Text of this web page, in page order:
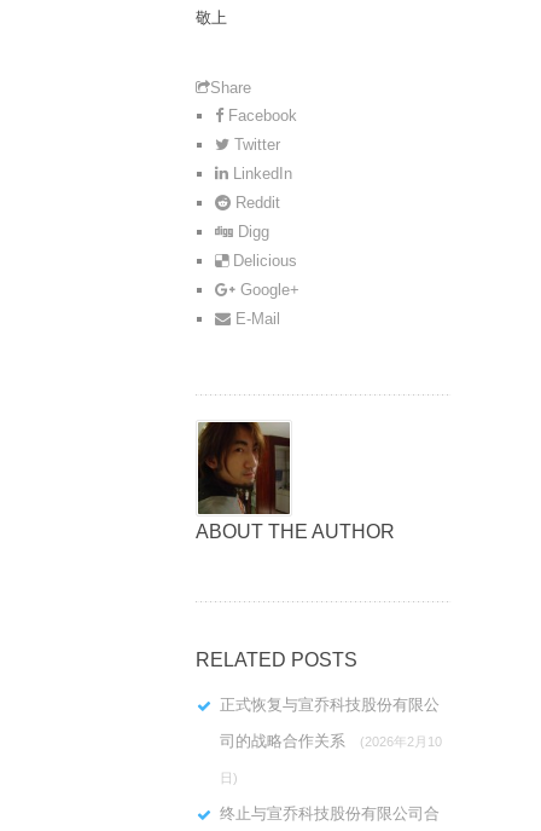
敬上
Share
Facebook
Twitter
LinkedIn
Reddit
Digg
Delicious
Google+
E-Mail
ABOUT THE AUTHOR
RELATED POSTS
正式恢复与宣乔科技股份有限公
司的战略合作关系
(2026年2月10
日)
终止与宣乔科技股份有限公司合